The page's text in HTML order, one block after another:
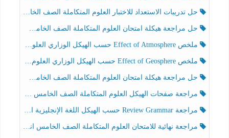
حل تدريبات الاستعداد للاختبار العلوم المتكاملة الصف الخامس عام الفصل الثالث
حل مراجعة هيكلة امتحان العلوم المتكاملة الصف الخامس انسبير الفصل الثالث
ملخص Effect of Atmosphere حسب الهيكل الوزاري العلوم المتكاملة الصف الخامس انسبير الفصل الثالث
ملخص Effect of Geosphere حسب الهيكل الوزاري العلوم المتكاملة الصف الخامس انسبير الفصل الثالث
حل مراجعة هيكلة امتحان العلوم المتكاملة الصف الخامس عام الفصل الثالث
مراجعة صفحات الهيكل العلوم المتكاملة الصف الخامس انسبير الفصل الثالث
مراجعة Review Grammar حسب الهيكل اللغة الإنجليزية الصف الخامس الفصل الثالث
مراجعة نهائية للامتحان العلوم المتكاملة الصف الخامس انسبير الفصل الثالث